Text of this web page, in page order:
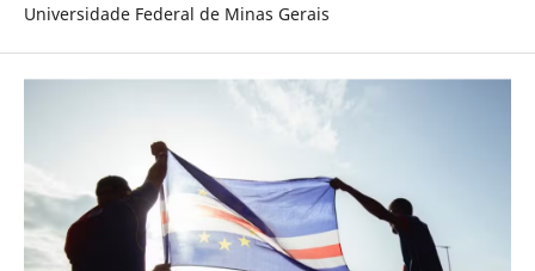
Universidade Federal de Minas Gerais